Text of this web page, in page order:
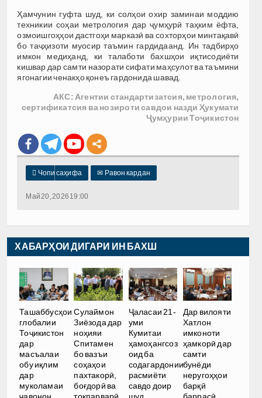
Ҳамчунин гуфта шуд, ки солҳои охир заминаи моддию
техникии соҳаи метрология дар ҷумҳурӣ таҳким ёфта,
озмоишгоҳҳои дастгоҳи марказӣ ва сохторҳои минтақавӣ
бо таҷҳизоти муосир таъмин гардидаанд. Ин тадбирҳо
имкон медиҳанд, ки талаботи бахшҳои иқтисодиёти
кишвар дар самти назорати сифати маҳсулот ва таъмини
ягонагии ченакҳо қонеъ гардонида шавад.
АКС: Агентии стандартизатсия, метрология,
сертификатсия ва нозироти савдои назди Ҳукумати
Ҷумҳурии Тоҷикистон
 Чопи саҳифа ✉ Равон кардан
Май 20, 2026 19:00
ХАБАРҲОИ ДИГАРИ ИН БАХШ
Ташаббусҳои
глобалии
Тоҷикистон
дар
масъалаи
обу иқлим
дар
муколамаи
Сулаймон
Зиёзода дар
ноҳияи
Спитамен
бо вазъи
соҳаҳои
пахтакорӣ,
боғдорӣ ва
Ҷаласаи 21-
уми
Кумитаи
ҳамоҳангсоз
оид ба
содагардонии
расмиёти
савдо доир
Дар вилояти
Хатлон
имконоти
ҳамкорӣ дар
самти
бунёди
неругоҳҳои
барқӣ